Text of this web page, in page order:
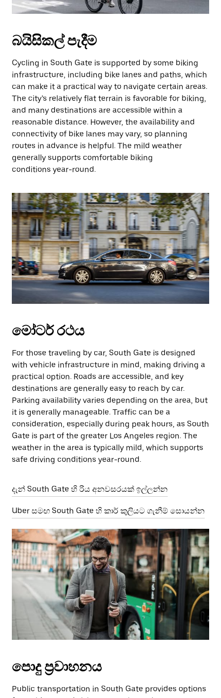
බයිසිකල් පැදීම
Cycling in South Gate is supported by some biking
infrastructure, including bike lanes and paths, which
can make it a practical way to navigate certain areas.
The city’s relatively flat terrain is favorable for biking,
and many destinations are accessible within a
reasonable distance. However, the availability and
connectivity of bike lanes may vary, so planning
routes in advance is helpful. The mild weather
generally supports comfortable biking
conditions year-round.
මෝටර් රථය
For those traveling by car, South Gate is designed
with vehicle infrastructure in mind, making driving a
practical option. Roads are accessible, and key
destinations are generally easy to reach by car.
Parking availability varies depending on the area, but
it is generally manageable. Traffic can be a
consideration, especially during peak hours, as South
Gate is part of the greater Los Angeles region. The
weather in the area is typically mild, which supports
safe driving conditions year-round.
දැන් South Gate හි රිය අනවසරයක් ඉල්ලන්න
Uber සමඟ South Gate හි කාර් කුලියට ගැනීම් සොයන්න
පොදු ප්‍රවාහනය
Public transportation in South Gate provides options